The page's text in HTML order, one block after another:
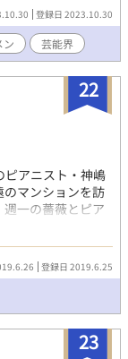
登録日 2023.10.30
ン 芸能界
22
ピアニスト・神嶋
マンションを訪
一の薔薇とピア
レッスンを受け
だが、久遠の所属
ことを求められ
。作品は投稿時
登録日 2019.6.25
23